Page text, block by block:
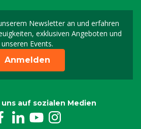
Newsletter an und erfahren
exklusiven Angeboten und
unseren Events.
Melden Sie sich für
Anmelden
uns auf sozialen Medien